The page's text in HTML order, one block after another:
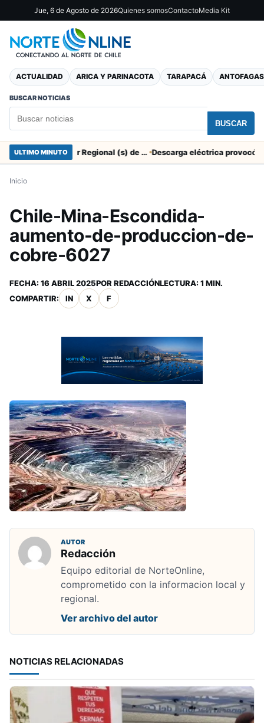
Jue, 6 de Agosto de 2026Quienes somosContactoMedia Kit
ACTUALIDAD ARICA Y PARINACOTA TARAPACÁ
BUSCAR NOTICIAS
BUSCAR
ULTIMO MINUTO SERNAC pidió la renuncia a Director Regional (s) de Arica por contratar solo a militantes del Gobierno
Inicio
Chile-Mina-Escondida-
aumento-de-produccion-de-
cobre-6027
FECHA: 16 ABRIL 2025POR REDACCIÓNLECTURA: 1 MIN.
COMPARTIR:
IN X F
AUTOR
Redacción
Equipo editorial de NorteOnline,
comprometido con la informacion local y
regional.
Ver archivo del autor
NOTICIAS RELACIONADAS